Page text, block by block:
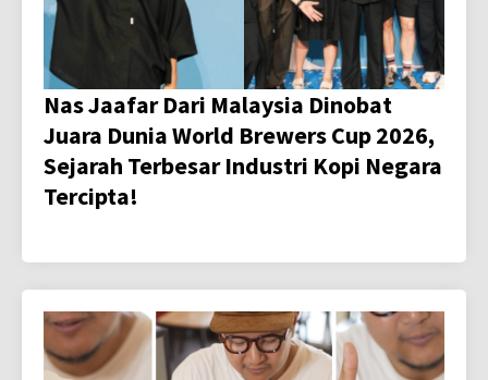
Nas Jaafar Dari Malaysia Dinobat
Juara Dunia World Brewers Cup 2026,
Sejarah Terbesar Industri Kopi Negara
Tercipta!